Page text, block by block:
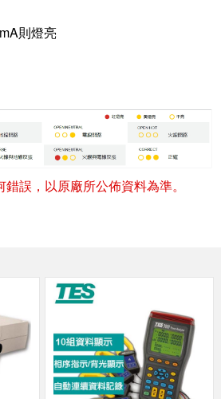
則燈亮
誤，以原廠所公佈資料為準。